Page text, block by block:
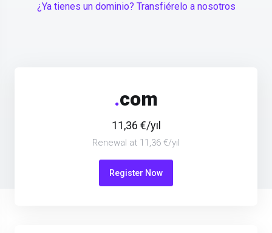
¿Ya tienes un dominio? Transfiérelo a nosotros
.com
11,36 €/yıl
Renewal at 11,36 €/yıl
Register Now